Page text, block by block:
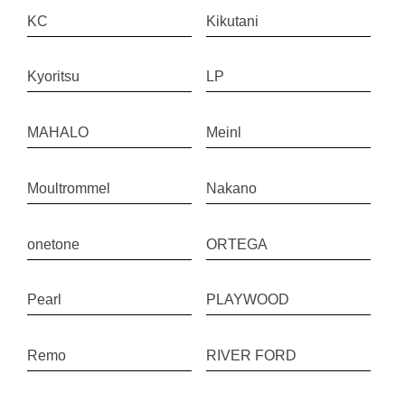
KC Kikutani
Kyoritsu LP
MAHALO Meinl
Moultrommel Nakano
onetone ORTEGA
Pearl PLAYWOOD
Remo RIVER FORD